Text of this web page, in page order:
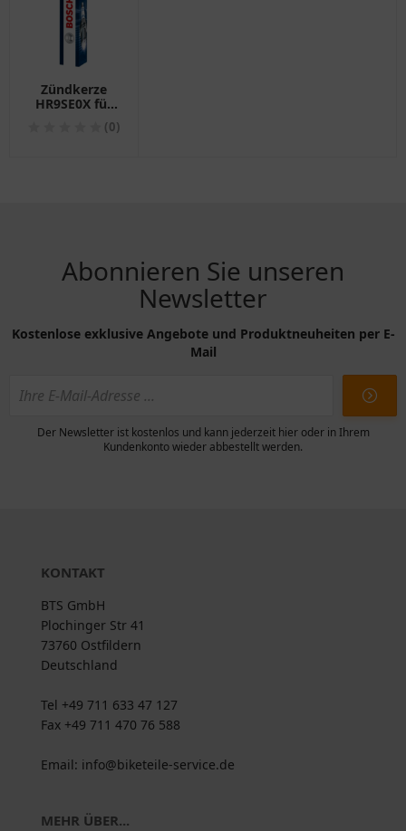
Zündkerze
HR9SE0X für
Motorräder(0)
Abonnieren Sie unseren
Newsletter
Kostenlose exklusive Angebote und Produktneuheiten per E-
Mail
Der Newsletter ist kostenlos und kann jederzeit hier oder in Ihrem
Kundenkonto wieder abbestellt werden.
KONTAKT
BTS GmbH
Plochinger Str 41
73760 Ostfildern
Deutschland
Tel +49 711 633 47 127
Fax +49 711 470 76 588
Email: info@biketeile-service.de
MEHR ÜBER...